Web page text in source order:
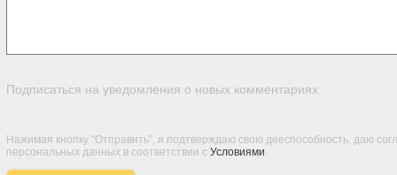
Подписаться на уведомления о новых комментариях
Нажимая кнопку "Отправить", я подтверждаю свою дееспособность, даю
персональных данных в соответствии с Условиями.